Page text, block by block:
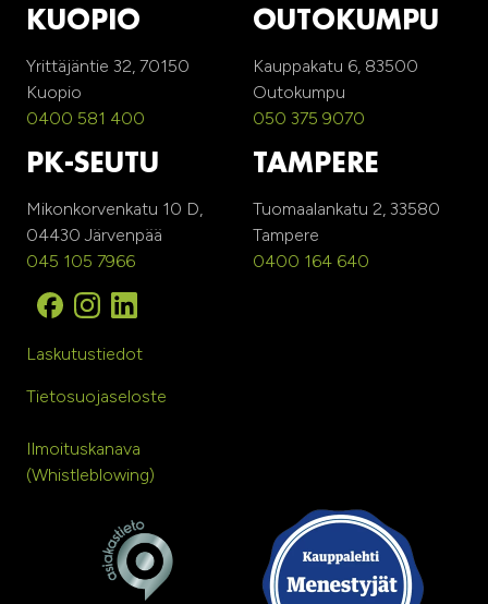
KUOPIO
Yrittäjäntie 32, 70150
Kuopio
0400 581 400
OUTOKUMPU
Kauppakatu 6, 83500
Outokumpu
050 375 9070
PK-SEUTU
Mikonkorvenkatu 10 D,
04430 Järvenpää
045 105 7966
TAMPERE
Tuomaalankatu 2, 33580
Tampere
0400 164 640
Laskutustiedot
Tietosuojaseloste
Ilmoituskanava
(Whistleblowing)